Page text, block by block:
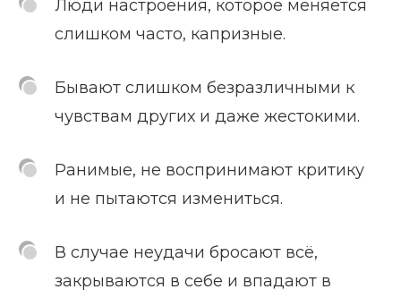
Люди настроения, которое меняется
слишком часто, капризные.
Бывают слишком безразличными к
чувствам других и даже жестокими.
Ранимые, не воспринимают критику
и не пытаются измениться.
В случае неудачи бросают всё,
закрываются в себе и впадают в